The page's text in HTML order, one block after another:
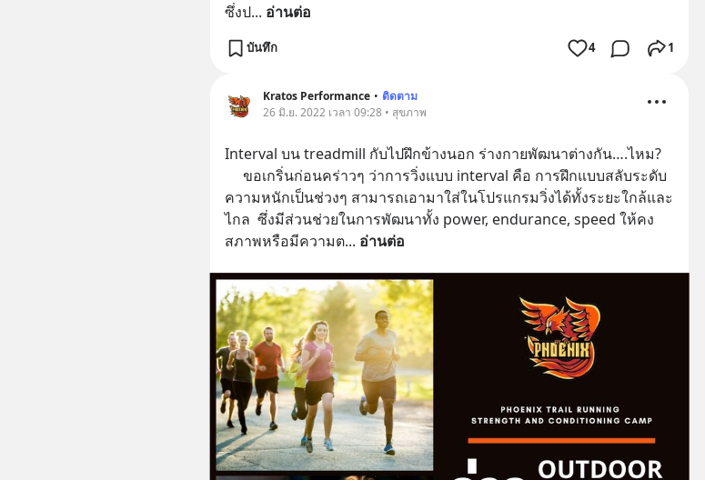
ซึ่งป... อ่านต่อ
บันทึก 4 1
Kratos Performance • ติดตาม
26 มิ.ย. 2022 เวลา 09:28 • สุขภาพ
Interval บน treadmill กับไปฝึกข้างนอก ร่างกายพัฒนาต่างกัน….ไหม?
ความหนักเป็นช่วงๆ สามารถเอามาใส่ในโปรแกรมวิ่งได้ทั้งระยะใกล้และ
ไกล  ซึ่งมีส่วนช่วยในการพัฒนาทั้ง power, endurance, speed ให้คง
สภาพหรือมีความต... อ่านต่อ